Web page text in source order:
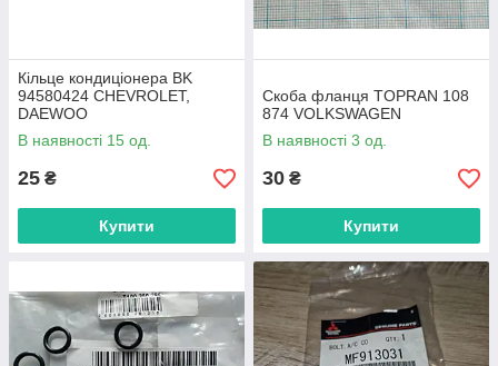
Кільце кондиціонера BK
94580424 CHEVROLET,
DAEWOO
В наявності 15 од.
25 ₴
Купити
Скоба фланця TOPRAN 108
874 VOLKSWAGEN
В наявності 3 од.
30 ₴
Купити